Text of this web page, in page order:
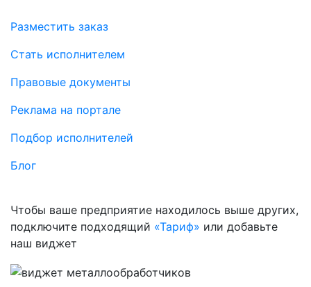
Разместить заказ
Стать исполнителем
Правовые документы
Реклама на портале
Подбор исполнителей
Блог
Чтобы ваше предприятие находилось выше других,
подключите подходящий «Тариф» или добавьте
наш виджет